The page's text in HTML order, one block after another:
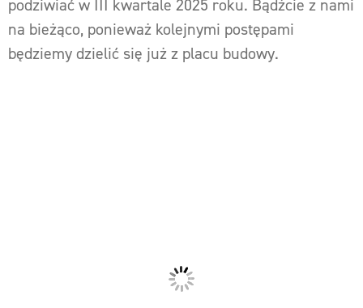
podziwiać w III kwartale 2025 roku. Bądźcie z nami
na bieżąco, ponieważ kolejnymi postępami
będziemy dzielić się już z placu budowy.